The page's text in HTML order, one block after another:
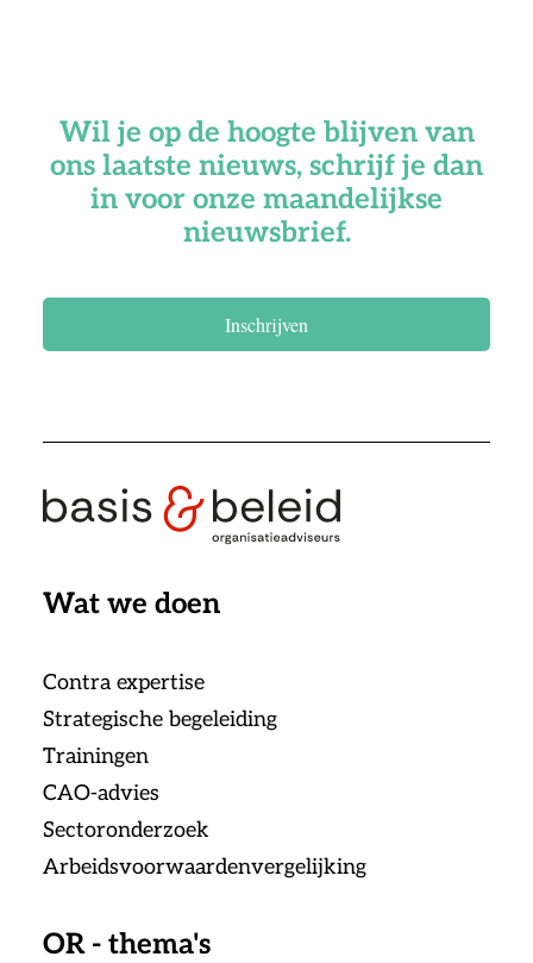
Wil je op de hoogte blijven van
ons laatste nieuws, schrijf je dan
in voor onze maandelijkse
nieuwsbrief.
Inschrijven
Wat we doen
Contra expertise
Strategische begeleiding
Trainingen
CAO-advies
Sectoronderzoek
Arbeidsvoorwaardenvergelijking
OR - thema's